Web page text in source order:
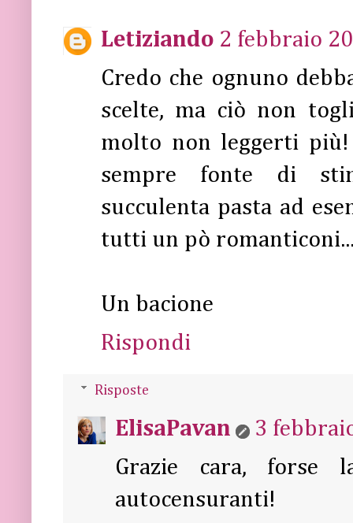
Letiziando 2 febbraio
Credo che ognuno
scelte, ma ciò non
molto non leggerti
sempre fonte di
succulenta pasta ad
tutti un pò
Un bacione
Rispondi
Risposte
ElisaPavan
3
Grazie cara, forse
autocensuranti!